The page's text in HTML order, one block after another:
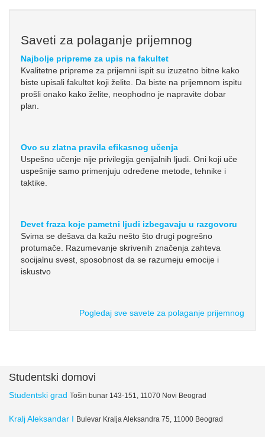
Saveti za polaganje prijemnog
Najbolje pripreme za upis na fakultet
Kvalitetne pripreme za prijemni ispit su izuzetno bitne kako
biste upisali fakultet koji želite. Da biste na prijemnom ispitu
prošli onako kako želite, neophodno je napravite dobar
plan.
Ovo su zlatna pravila efikasnog učenja
Uspešno učenje nije privilegija genijalnih ljudi. Oni koji uče
uspešnije samo primenjuju određene metode, tehnike i
taktike.
Devet fraza koje pametni ljudi izbegavaju u razgovoru
Svima se dešava da kažu nešto što drugi pogrešno
protumače. Razumevanje skrivenih značenja zahteva
socijalnu svest, sposobnost da se razumeju emocije i
iskustvo
Pogledaj sve savete za polaganje prijemnog
Studentski domovi
Studentski grad Tošin bunar 143-151, 11070 Novi Beograd
Kralj Aleksandar I Bulevar Kralja Aleksandra 75, 11000 Beograd